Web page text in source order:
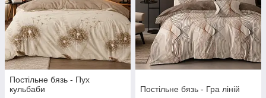
Постільне бязь - Пух
кульбаби
Постільне бязь - Гра ліній